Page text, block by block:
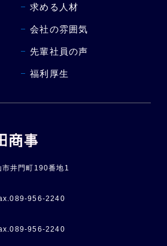
井門町190番地1
956-2240
956-2240
求める人材
会社の雰囲気
先輩社員の声
福利厚生